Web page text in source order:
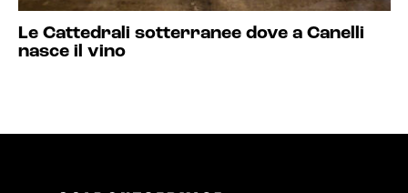
Le Cattedrali sotterranee dove a Canelli
nasce il vino